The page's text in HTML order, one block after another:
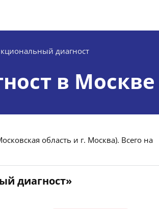
диагност
в Москве
область и г. Москва). Всего на
диагност»